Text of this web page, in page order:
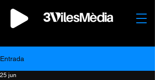
Entrada
25 jun